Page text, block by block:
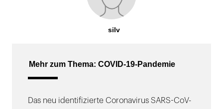
silv
Mehr zum Thema: COVID-19-Pandemie
Das neu identifizierte Coronavirus SARS-CoV-